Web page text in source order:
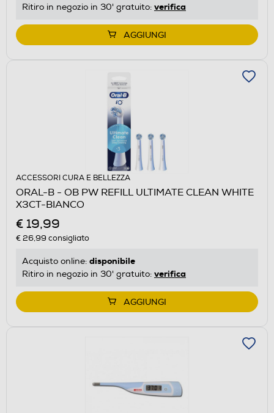
Ritiro in negozio in 30' gratuito: verifica
AGGIUNGI
ACCESSORI CURA E BELLEZZA
ORAL-B - OB PW REFILL ULTIMATE CLEAN WHITE
X3CT-BIANCO
€ 19,99
€ 26,99 consigliato
Acquisto online: disponibile
Ritiro in negozio in 30' gratuito: verifica
AGGIUNGI